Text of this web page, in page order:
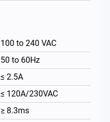
100 to 240 VAC
50 to 60Hz
≤ 2.5A
≤ 120A/230VAC
≥ 8.3ms